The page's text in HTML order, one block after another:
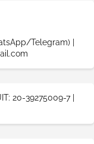
Telegram) |
20-39275009-7 |